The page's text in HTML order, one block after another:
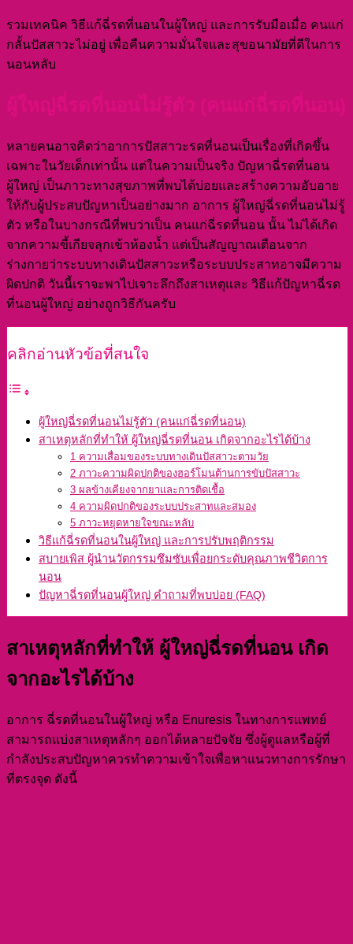
รวมเทคนิค วิธีแก้ฉี่รดที่นอนในผู้ใหญ่ และการรับมือเมื่อ คนแก่
กลั้นปัสสาวะไม่อยู่ เพื่อคืนความมั่นใจและสุขอนามัยที่ดีในการ
นอนหลับ
หลายคนอาจคิดว่าอาการปัสสาวะรดที่นอนเป็นเรื่องที่เกิดขึ้น
เฉพาะในวัยเด็กเท่านั้น แต่ในความเป็นจริง ปัญหาฉี่รดที่นอน
ผู้ใหญ่ เป็นภาวะทางสุขภาพที่พบได้บ่อยและสร้างความอับอาย
ให้กับผู้ประสบปัญหาเป็นอย่างมาก อาการ ผู้ใหญ่ฉี่รดที่นอนไม่รู้
ตัว หรือในบางกรณีที่พบว่าเป็น คนแก่ฉี่รดที่นอน นั้น ไม่ได้เกิด
จากความขี้เกียจลุกเข้าห้องน้ำ แต่เป็นสัญญาณเตือนจาก
ร่างกายว่าระบบทางเดินปัสสาวะหรือระบบประสาทอาจมีความ
ผิดปกติ วันนี้เราจะพาไปเจาะลึกถึงสาเหตุและ วิธีแก้ปัญหาฉี่รด
ที่นอนผู้ใหญ่ อย่างถูกวิธีกันครับ
คลิกอ่านหัวข้อที่สนใจ
ผู้ใหญ่ฉี่รดที่นอนไม่รู้ตัว (คนแก่ฉี่รดที่นอน)
สาเหตุหลักที่ทำให้ ผู้ใหญ่ฉี่รดที่นอน เกิดจากอะไรได้บ้าง
1 ความเสื่อมของระบบทางเดินปัสสาวะตามวัย
2 ภาวะความผิดปกติของฮอร์โมนต้านการขับปัสสาวะ
3 ผลข้างเคียงจากยาและการติดเชื้อ
4 ความผิดปกติของระบบประสาทและสมอง
5 ภาวะหยุดหายใจขณะหลับ
วิธีแก้ฉี่รดที่นอนในผู้ใหญ่ และการปรับพฤติกรรม
สบายเพิส ผู้นำนวัตกรรมซึมซับเพื่อยกระดับคุณภาพชีวิตการ
นอน
ปัญหาฉี่รดที่นอนผู้ใหญ่ คำถามที่พบบ่อย (FAQ)
สาเหตุหลักที่ทำให้ ผู้ใหญ่ฉี่รดที่นอน เกิด
จากอะไรได้บ้าง
อาการ ฉี่รดที่นอนในผู้ใหญ่ หรือ Enuresis ในทางการแพทย์
สามารถแบ่งสาเหตุหลักๆ ออกได้หลายปัจจัย ซึ่งผู้ดูแลหรือผู้ที่
กำลังประสบปัญหาควรทำความเข้าใจเพื่อหาแนวทางการรักษา
ที่ตรงจุด ดังนี้